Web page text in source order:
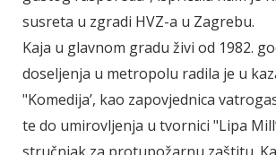
susreta u zgradi HVZ-a u Zagrebu.
Kaja u glavnom gradu živi od 1982.
doseljenja u metropolu radila je u
"Komedija’, kao zapovjednica
te do umirovljenja u tvornici "Lipa